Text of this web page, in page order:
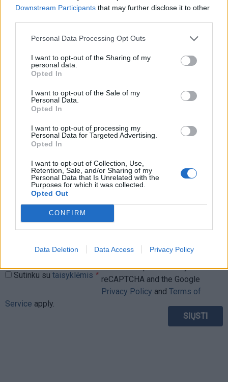
Downstream Participants that may further disclose it to other
Personal Data Processing Opt Outs
I want to opt-out of the Sharing of my
personal data.
Opted In
I want to opt-out of the Sale of my
Personal Data.
Opted In
I want to opt-out of processing my
Personal Data for Targeted Advertising.
Opted In
I want to opt-out of Collection, Use,
Retention, Sale, and/or Sharing of my
Personal Data that Is Unrelated with the
Purposes for which it was collected.
Opted Out
CONFIRM
Data Deletion Data Access Privacy Policy
robertas duchnevičius rasa budbergytė
Rašyti komentarą
Jūsų vardas
Komentaras
Sutinku su taisyklėmis
This site is protected by
reCAPTCHA and the Google
Privacy Policy and Terms of
Service apply.